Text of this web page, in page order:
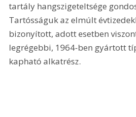
tartály hangszigeteltsége
Tartósságuk az elmúlt
bizonyított, adott esetben
legrégebbi, 1964-ben gyártott
kapható alkatrész.